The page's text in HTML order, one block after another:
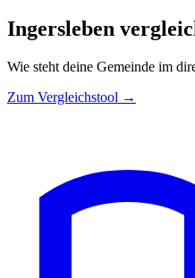
Ingersleben
Wie steht deine Gemeinde im
Zum Vergleichstool →